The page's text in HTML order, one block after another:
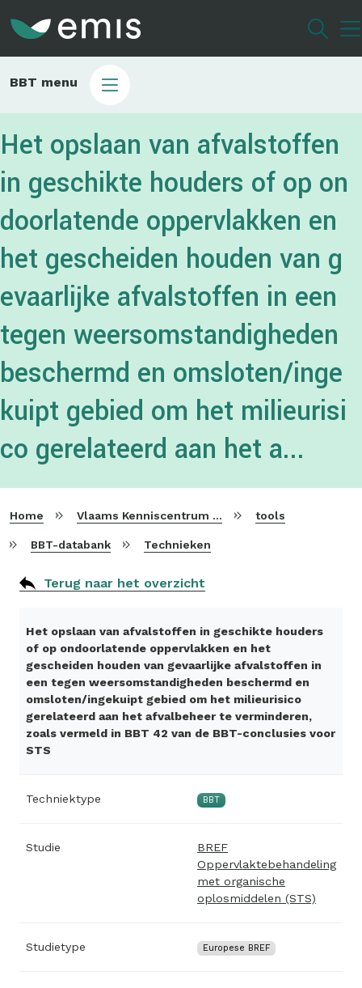
gaan
Main
BBT menu
Het opslaan van afvalstoffen
in geschikte houders of op on
doorlatende oppervlakken en
het gescheiden houden van g
evaarlijke afvalstoffen in een
tegen weersomstandigheden
beschermd en omsloten/inge
kuipt gebied om het milieurisi
co gerelateerd aan het a...
Home Vlaams Kenniscentrum voor Beste Beschikbare Technieken tools
BBT-databank Technieken
Terug naar het overzicht
Het opslaan van afvalstoffen in geschikte houders
of op ondoorlatende oppervlakken en het
gescheiden houden van gevaarlijke afvalstoffen in
een tegen weersomstandigheden beschermd en
omsloten/ingekuipt gebied om het milieurisico
gerelateerd aan het afvalbeheer te verminderen,
zoals vermeld in BBT 42 van de BBT-conclusies voor
STS
Techniektype BBT
Studie
BREF
Oppervlaktebehandeling
met organische
oplosmiddelen (STS)
Studietype Europese BREF